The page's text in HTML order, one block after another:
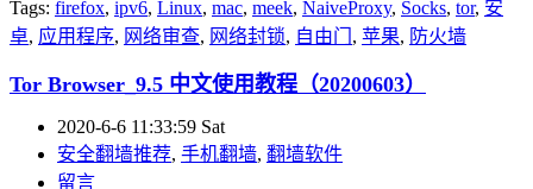
Tags: firefox, ipv6, Linux, mac, meek, NaiveProxy, Socks, tor, 安
卓, 应用程序, 网络审查, 网络封锁, 自由门 , 苹果, 防火墙
Tor Browser_9.5 中文使用教程（20200603）
2020-6-6 11:33:59 Sat
安全翻墙推荐, 手机翻墙, 翻墙软件
留言